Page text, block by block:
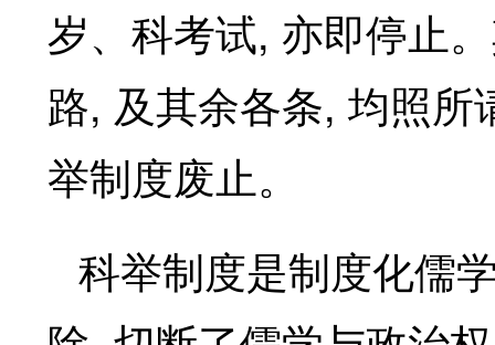
岁、科考试, 亦即停止
路, 及其余各条, 均照所
举制度废止。
科举制度是制度化儒